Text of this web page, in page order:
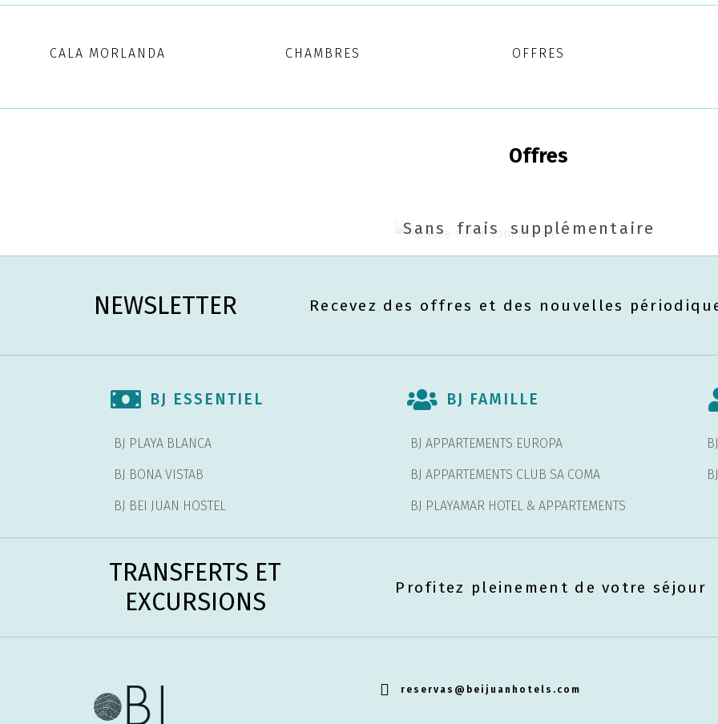
CALA MORLANDA CHAMBRES OFFRES
Offres
Sans frais supplémentaire
NEWSLETTER Recevez des offres et des nouvelles
BJ ESSENTIEL
BJ PLAYA BLANCA
BJ BONA VISTAB
BJ BEI JUAN HOSTEL
BJ FAMILLE
BJ APPARTEMENTS EUROPA
BJ APPARTEMENTS CLUB SA COMA
BJ PLAYAMAR HOTEL & APPARTEMENTS
TRANSFERTS ET
EXCURSIONS
Profitez pleinement de votre séjour
reservas@beijuanhotels.com